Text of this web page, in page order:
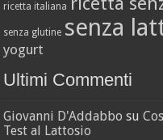
ricetta italiana
senza glutine senza
yogurt
Ultimi Commenti
Giovanni D'Addabbo su
Test al Lattosio